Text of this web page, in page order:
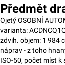
Předmět
Ojetý OSOBNÍ
varianta:
zdvih. objem: 1 984
náprav - z toho
ISO-50, počet míst